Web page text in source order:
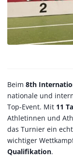
Beim 8th
nationale und
Top-Event. Mit 11
Athletinnen und
das Turnier ein
wichtiger
Qualifikation.